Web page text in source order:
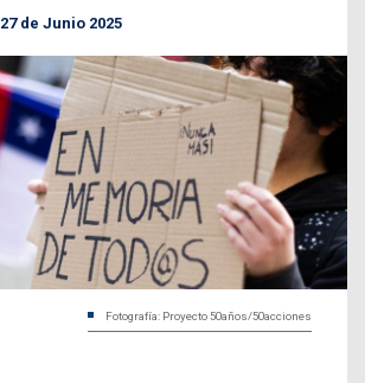
27 de Junio 2025
Fotografía: Proyecto 50años/50acciones